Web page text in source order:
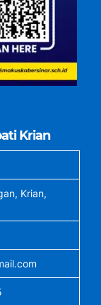
Krian
Krian,